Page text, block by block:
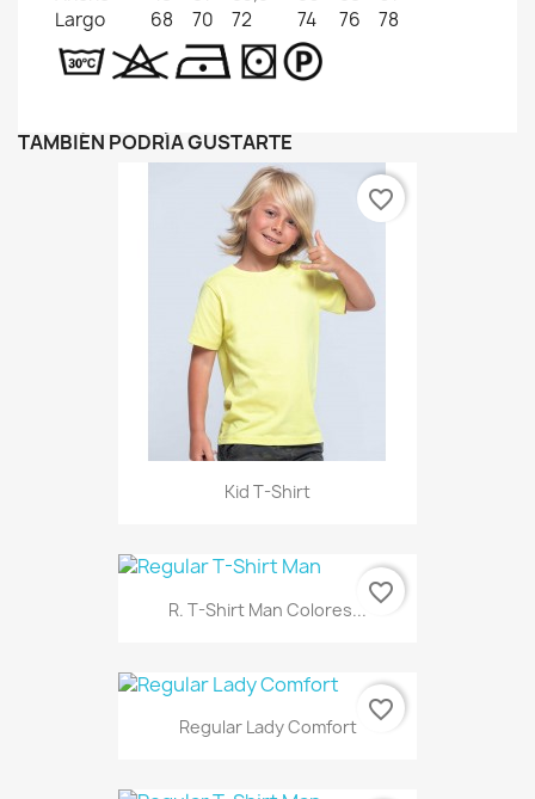
Largo
68 70 72 74 76 78
TAMBIÉN PODRÍA GUSTARTE
Kid T-Shirt
favorite_border
R. T-Shirt Man Colores...
favorite_border
Regular Lady Comfort
favorite_border